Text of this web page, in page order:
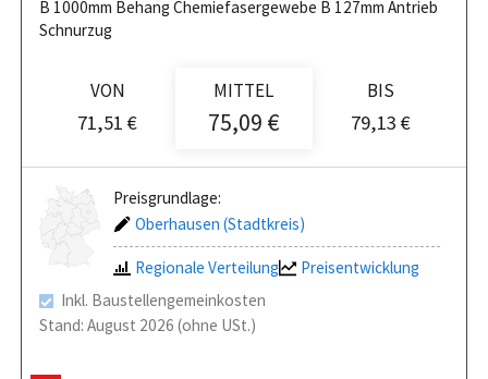
B 1000mm Behang Chemiefasergewebe B 127mm Antrieb
Schnurzug
VON
71,51 €
MITTEL
75,09 €
BIS
79,13 €
Preisgrundlage:
Oberhausen (Stadtkreis)
Regionale Verteilung
Preisentwicklung
Inkl. Baustellengemeinkosten
Stand: August 2026 (ohne USt.)